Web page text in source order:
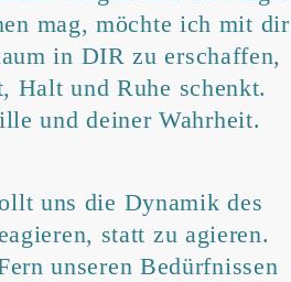
mag, möchte ich mit dir
in DIR zu erschaffen,
Halt und Ruhe schenkt.
und deiner Wahrheit.
uns die Dynamik des
statt zu agieren.
unseren Bedürfnissen